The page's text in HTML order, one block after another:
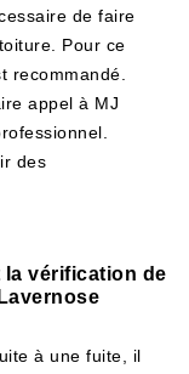
de faire
Pour ce
recommandé.
appel à MJ
des
la vérification de
à une fuite, il